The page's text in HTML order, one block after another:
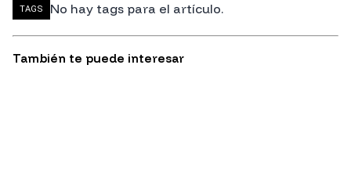
TAGS No hay tags para el artículo.
También te puede interesar